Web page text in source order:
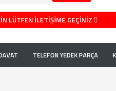
LÜTFEN İLETİŞİME GEÇİNİZ
TELEFON YEDEK PARÇA